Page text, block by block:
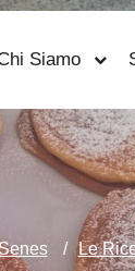
Siamo
Le